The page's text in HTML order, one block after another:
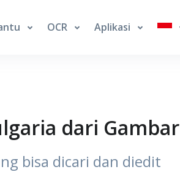
OCR Aplikasi
dari Gambar
bisa dicari dan diedit